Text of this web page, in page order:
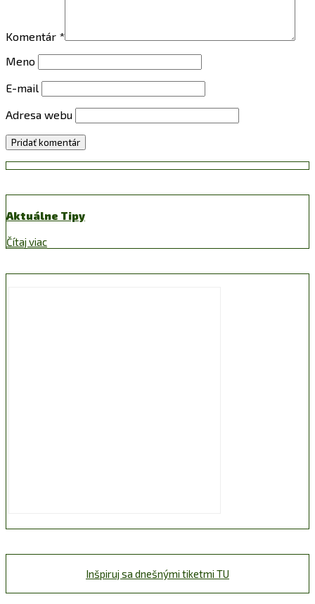
Komentár *
Meno
E-mail
Adresa webu
Aktuálne Tipy
Čítaj viac
Inšpiruj sa dnešnými tiketmi TU